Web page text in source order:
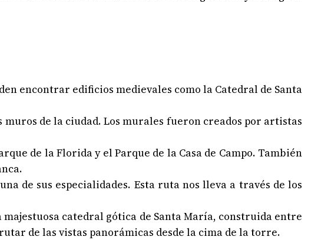
encontrar edificios medievales como la Catedral de Santa
de la ciudad. Los murales fueron creados por artistas
de la Florida y el Parque de la Casa de Campo. También
de sus especialidades. Esta ruta nos lleva a través de los
catedral gótica de Santa María, construida entre
de las vistas panorámicas desde la cima de la torre.